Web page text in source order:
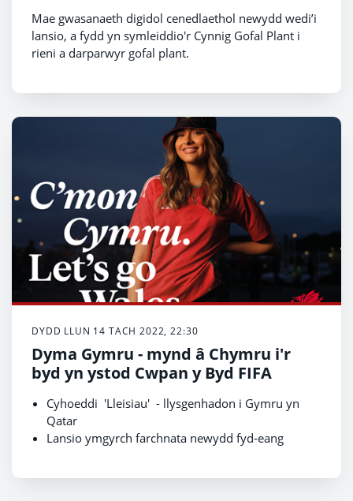
Mae gwasanaeth digidol cenedlaethol newydd wedi’i
lansio, a fydd yn symleiddio'r Cynnig Gofal Plant i
rieni a darparwyr gofal plant.
DYDD LLUN 14 TACH 2022, 22:30
Dyma Gymru - mynd â Chymru i'r
byd yn ystod Cwpan y Byd FIFA
Cyhoeddi 'Lleisiau' - llysgenhadon i Gymru yn
Qatar
Lansio ymgyrch farchnata newydd fyd-eang